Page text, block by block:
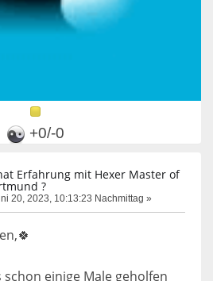
+0/-0
Erfahrung mit Hexer Master of
?
20, 2023, 10:13:23 Nachmittag »
einige Male geholfen